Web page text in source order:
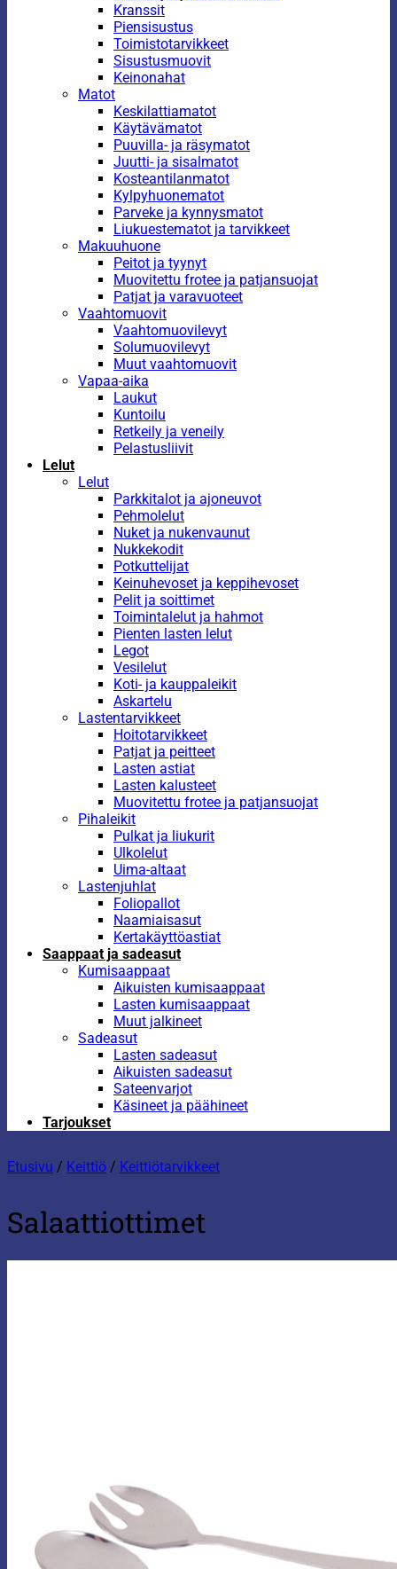
Kranssit
Piensisustus
Toimistotarvikkeet
Sisustusmuovit
Keinonahat
Matot
Keskilattiamatot
Käytävämatot
Puuvilla- ja räsymatot
Juutti- ja sisalmatot
Kosteantilanmatot
Kylpyhuonematot
Parveke ja kynnysmatot
Liukuestematot ja tarvikkeet
Makuuhuone
Peitot ja tyynyt
Muovitettu frotee ja patjansuojat
Patjat ja varavuoteet
Vaahtomuovit
Vaahtomuovilevyt
Solumuovilevyt
Muut vaahtomuovit
Vapaa-aika
Laukut
Kuntoilu
Retkeily ja veneily
Pelastusliivit
Lelut
Lelut
Parkkitalot ja ajoneuvot
Pehmolelut
Nuket ja nukenvaunut
Nukkekodit
Potkuttelijat
Keinuhevoset ja keppihevoset
Pelit ja soittimet
Toimintalelut ja hahmot
Pienten lasten lelut
Legot
Vesilelut
Koti- ja kauppaleikit
Askartelu
Lastentarvikkeet
Hoitotarvikkeet
Patjat ja peitteet
Lasten astiat
Lasten kalusteet
Muovitettu frotee ja patjansuojat
Pihaleikit
Pulkat ja liukurit
Ulkolelut
Uima-altaat
Lastenjuhlat
Foliopallot
Naamiaisasut
Kertakäyttöastiat
Saappaat ja sadeasut
Kumisaappaat
Aikuisten kumisaappaat
Lasten kumisaappaat
Muut jalkineet
Sadeasut
Lasten sadeasut
Aikuisten sadeasut
Sateenvarjot
Käsineet ja päähineet
Tarjoukset
Etusivu / Keittiö / Keittiötarvikkeet
Salaattiottimet